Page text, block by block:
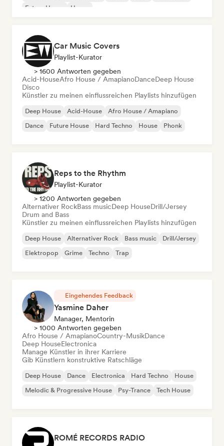
Future House
House
Car Music Covers
Playlist-Kurator
> 1600 Antworten gegeben
Acid-HouseAfro House / AmapianoDanceDeep House
Disco
Künstler zu meinen einflussreichen Playlists hinzufügen
Deep House Acid-House
Afro House / Amapiano
Dance
Future House Hard Techno House Phonk
Reps to the Rhythm
Playlist-Kurator
> 1200 Antworten gegeben
Alternativer RockBass musicDeep HouseDrill/Jersey
Drum and Bass
Künstler zu meinen einflussreichen Playlists hinzufügen
Deep House Alternativer Rock Bass music
Drill/Jersey
Elektropop
Grime Techno Trap
Eingehendes Feedback
Yasmine Daher
Manager, Mentorin
> 1000 Antworten gegeben
Afro House / AmapianoCountry-MusikDance
Deep HouseElectronica
Manage Künstler in ihrer Karriere
Gib Künstlern konstruktive Ratschläge
Deep House Dance Electronica Hard Techno
House
Melodic & Progressive House
Psy-Trance Tech House
ROMÉ RECORDS RADIO